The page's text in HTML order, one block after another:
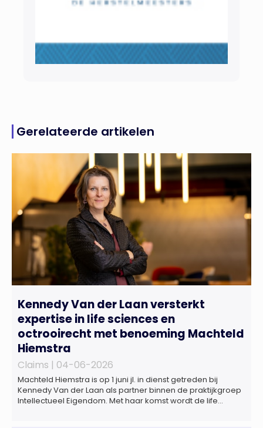
Gerelateerde artikelen
Kennedy Van der Laan versterkt
expertise in life sciences en
octrooirecht met benoeming Machteld
Hiemstra
Claims | 04-06-2026
Machteld Hiemstra is op 1 juni jl. in dienst getreden bij
Kennedy Van der Laan als partner binnen de praktijkgroep
Intellectueel Eigendom. Met haar komst wordt de life